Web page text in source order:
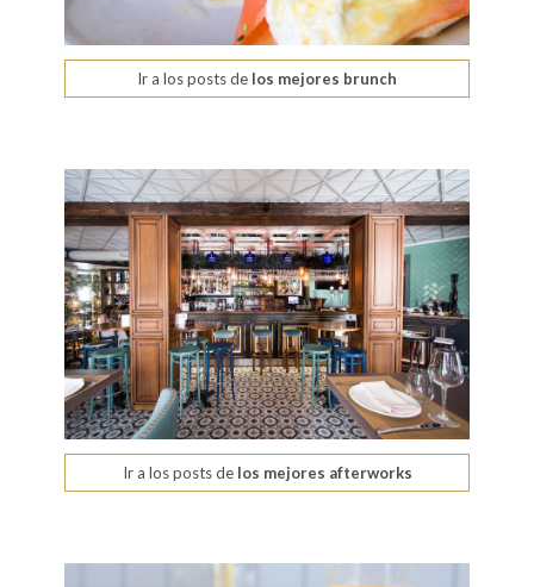
Ir a los posts de los mejores brunch
Ir a los posts delos mejores afterworks